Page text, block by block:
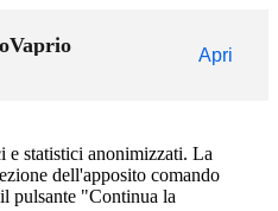
Apri
e statistici anonimizzati. La
dell'apposito comando
pulsante "Continua la